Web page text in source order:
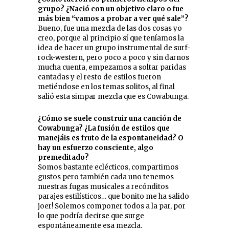
grupo? ¿Nació con un objetivo claro o fue
más bien “vamos a probar a ver qué sale”?
Bueno, fue una mezcla de las dos cosas yo
creo, porque al principio sí que teníamos la
idea de hacer un grupo instrumental de surf-
rock-western, pero poco a poco y sin darnos
mucha cuenta, empezamos a soltar paridas
cantadas y el resto de estilos fueron
metiéndose en los temas solitos, al final
salió esta simpar mezcla que es Cowabunga.
¿Cómo se suele construir una canción de
Cowabunga? ¿La fusión de estilos que
manejáis es fruto de la espontaneidad? O
hay un esfuerzo consciente, algo
premeditado?
Somos bastante eclécticos, compartimos
gustos pero también cada uno tenemos
nuestras fugas musicales a recónditos
parajes estilísticos… que bonito me ha salido
joer! Solemos componer todos a la par, por
lo que podría decirse que surge
espontáneamente esa mezcla.